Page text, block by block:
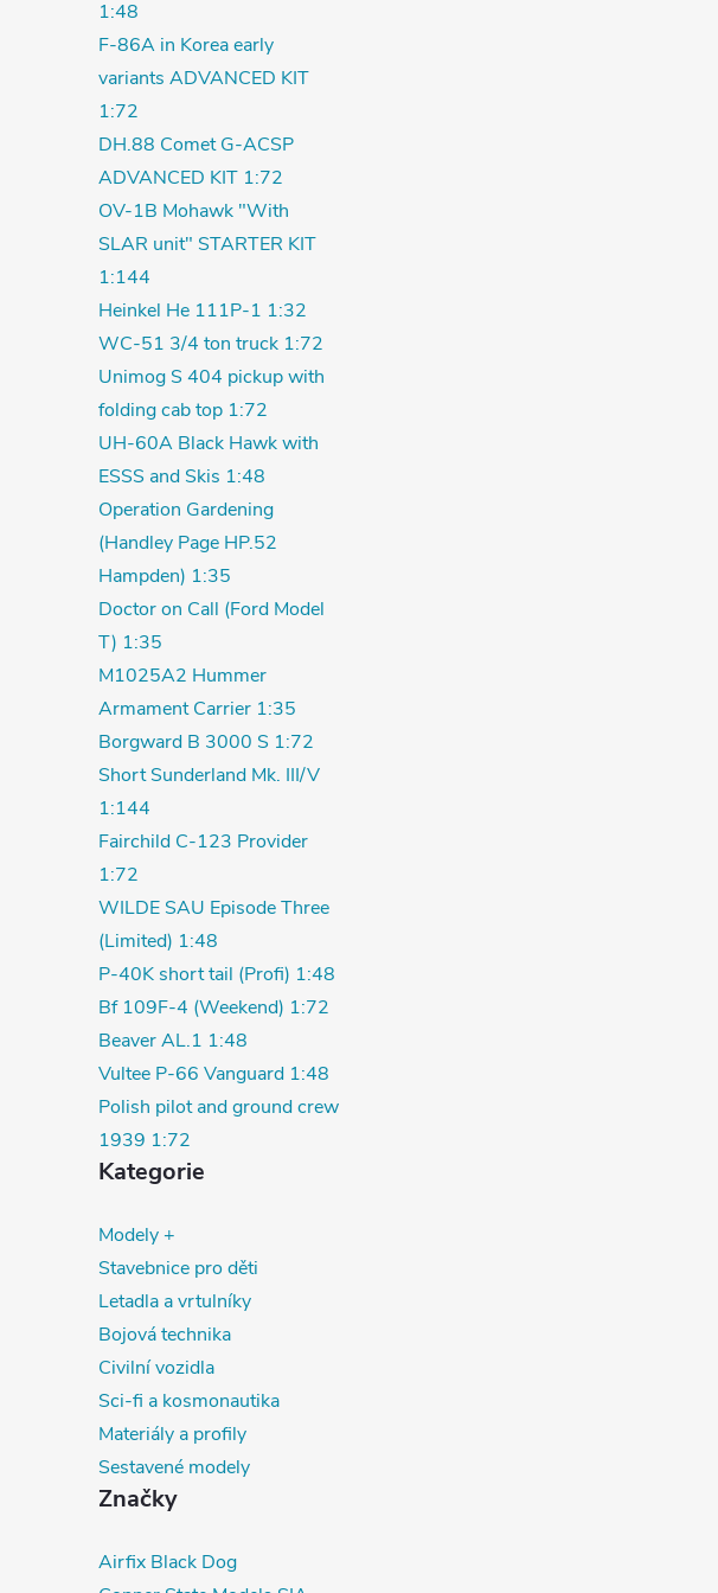
1:48
F-86A in Korea early
variants ADVANCED KIT
1:72
DH.88 Comet G-ACSP
ADVANCED KIT 1:72
OV-1B Mohawk "With
SLAR unit" STARTER KIT
1:144
Heinkel He 111P-1 1:32
WC-51 3/4 ton truck 1:72
Unimog S 404 pickup with
folding cab top 1:72
UH-60A Black Hawk with
ESSS and Skis 1:48
Operation Gardening
(Handley Page HP.52
Hampden) 1:35
Doctor on Call (Ford Model
T) 1:35
M1025A2 Hummer
Armament Carrier 1:35
Borgward B 3000 S 1:72
Short Sunderland Mk. III/V
1:144
Fairchild C-123 Provider
1:72
WILDE SAU Episode Three
(Limited) 1:48
P-40K short tail (Profi) 1:48
Bf 109F-4 (Weekend) 1:72
Beaver AL.1 1:48
Vultee P-66 Vanguard 1:48
Polish pilot and ground crew
1939 1:72
Kategorie
Modely +
Stavebnice pro děti
Letadla a vrtulníky
Bojová technika
Civilní vozidla
Sci-fi a kosmonautika
Materiály a profily
Sestavené modely
Značky
Airfix Black Dog